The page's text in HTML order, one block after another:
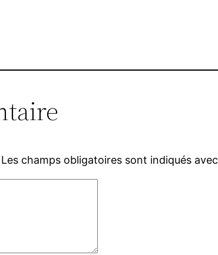
Les champs obligatoires sont indiqués avec